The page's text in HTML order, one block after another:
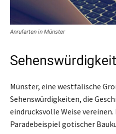
Anrufarten in Münster
Münster, eine westfälische
Sehenswürdigkeiten, die
eindrucksvolle Weise
Paradebeispiel gotischer